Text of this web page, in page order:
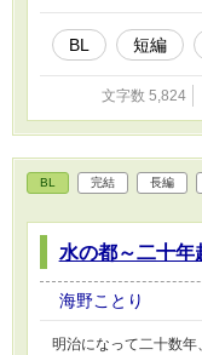
BL 短編
文字数 5,824
BL 完結 長編
水の都～二十年
海野ことり
明治になって二十数